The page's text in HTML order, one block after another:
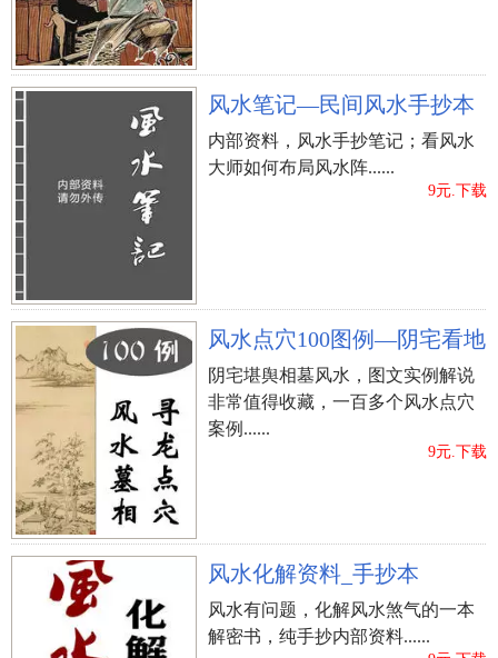
风水笔记—民间风水手抄本
内部资料，风水手抄笔记；看风水
大师如何布局风水阵......
9元.下载
风水点穴100图例—阴宅看地
阴宅堪舆相墓风水，图文实例解说
非常值得收藏，一百多个风水点穴
案例......
9元.下载
风水化解资料_手抄本
风水有问题，化解风水煞气的一本
解密书，纯手抄内部资料......